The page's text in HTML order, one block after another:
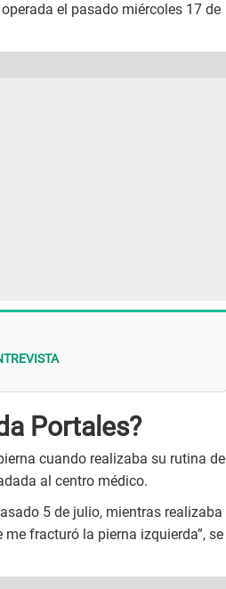
el pasado miércoles 17 de
Portales?
cuando realizaba su rutina de
al centro médico.
5 de julio, mientras realizaba
fracturó la pierna izquierda”, se